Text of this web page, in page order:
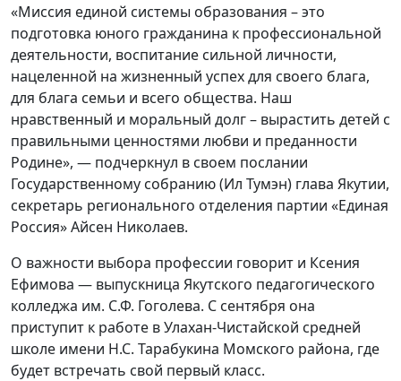
«Миссия единой системы образования – это
подготовка юного гражданина к профессиональной
деятельности, воспитание сильной личности,
нацеленной на жизненный успех для своего блага,
для блага семьи и всего общества. Наш
нравственный и моральный долг – вырастить детей с
правильными ценностями любви и преданности
Родине», — подчеркнул в своем послании
Государственному собранию (Ил Тумэн) глава Якутии,
секретарь регионального отделения партии «Единая
Россия» Айсен Николаев.
О важности выбора профессии говорит и Ксения
Ефимова — выпускница Якутского педагогического
колледжа им. С.Ф. Гоголева. С сентября она
приступит к работе в Улахан-Чистайской средней
школе имени Н.С. Тарабукина Момского района, где
будет встречать свой первый класс.